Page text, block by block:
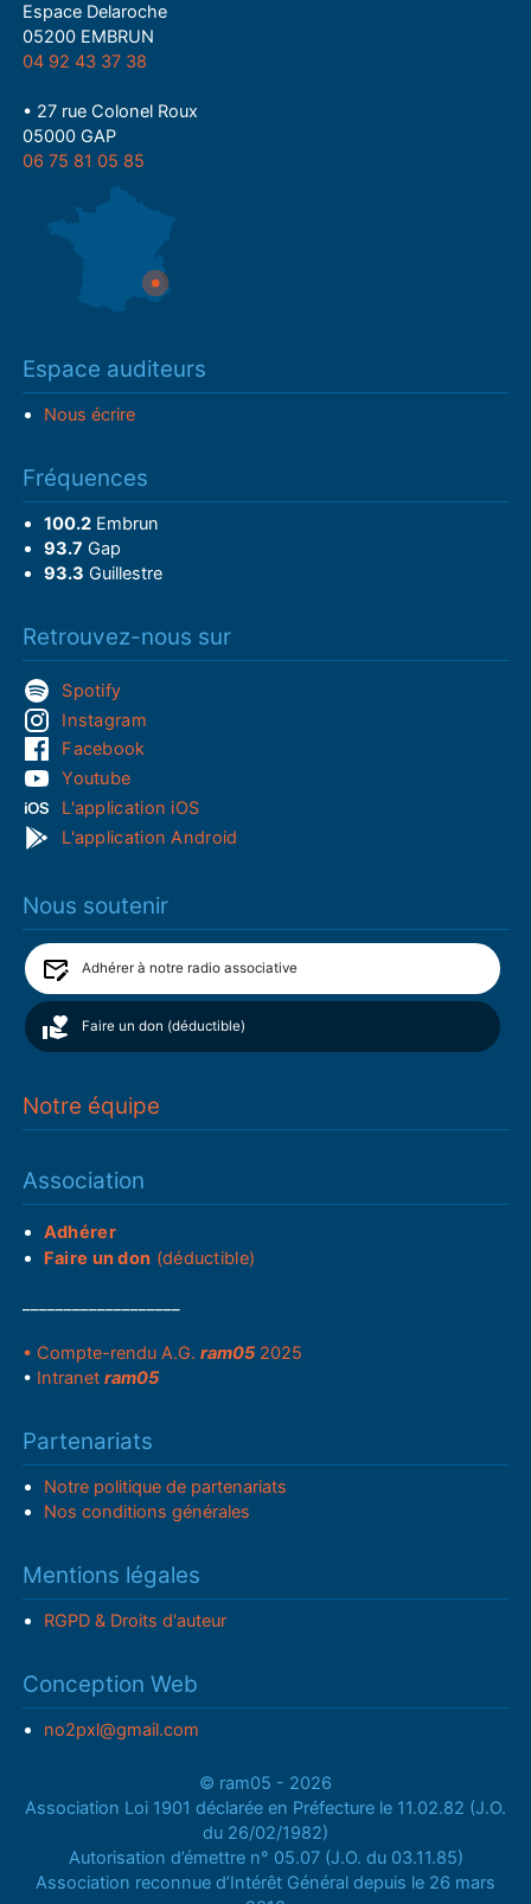
Espace Delaroche
05200 EMBRUN
04 92 43 37 38
• 27 rue Colonel Roux
05000 GAP
06 75 81 05 85
Espace auditeurs
Nous écrire
Fréquences
100.2Embrun
93.7 Gap
93.3 Guillestre
Retrouvez-nous sur
Spotify
Instagram
Facebook
Youtube
L'application iOS
L'application Android
Nous soutenir
Adhérer à notre radio associative
Faire un don (déductible)
Notre équipe
Association
Adhérer
Faire un don (déductible)
• Compte-rendu A.G.ram05 2025
• Intranetram05
Partenariats
Notre politique de partenariats
Nos conditions générales
Mentions légales
RGPD & Droits d'auteur
Conception Web
no2pxl@gmail.com
© ram05 - 2026
Association Loi 1901 déclarée en Préfecture le 11.02.82 (J.O.
du 26/02/1982)
Autorisation d’émettre n° 05.07 (J.O. du 03.11.85)
Association reconnue d’Intérêt Général depuis le 26 mars